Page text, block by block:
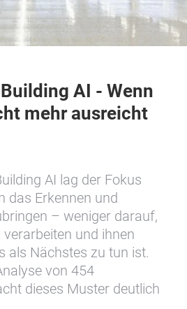
AI - Wenn
mehr ausreicht
AI lag der Fokus
das Erkennen und
– weniger darauf,
und ihnen
als Nächstes zu tun ist.
von 454
dieses Muster deutlich